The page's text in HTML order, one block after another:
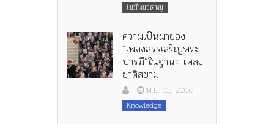
ไม่มีหมวดหมู่
ความเป็นมาของ
“เพลงสรรเสริญพระ
บารมี”ในฐานะ เพลง
ชาติสยาม
พ.ย. 11, 2016
Knowledge